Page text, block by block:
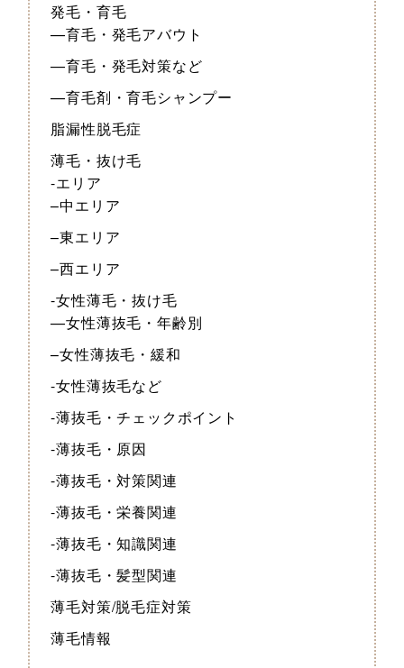
発毛・育毛
—育毛・発毛アバウト
—育毛・発毛対策など
—育毛剤・育毛シャンプー
脂漏性脱毛症
薄毛・抜け毛
-エリア
–中エリア
–東エリア
–西エリア
-女性薄毛・抜け毛
—女性薄抜毛・年齢別
–女性薄抜毛・緩和
-女性薄抜毛など
-薄抜毛・チェックポイント
-薄抜毛・原因
-薄抜毛・対策関連
-薄抜毛・栄養関連
-薄抜毛・知識関連
-薄抜毛・髪型関連
薄毛対策/脱毛症対策
薄毛情報